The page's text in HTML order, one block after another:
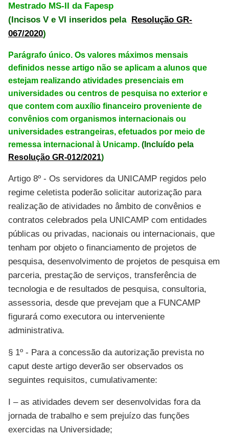
Mestrado MS-II da Fapesp
(Incisos V e VI inseridos pela Resolução GR-
067/2020)
Parágrafo único. Os valores máximos mensais
definidos nesse artigo não se aplicam a alunos que
estejam realizando atividades presenciais em
universidades ou centros de pesquisa no exterior e
que contem com auxílio financeiro proveniente de
convênios com organismos internacionais ou
universidades estrangeiras, efetuados por meio de
remessa internacional à Unicamp. (Incluído pela
Resolução GR-012/2021)
Artigo 8º - Os servidores da UNICAMP regidos pelo
regime celetista poderão solicitar autorização para
realização de atividades no âmbito de convênios e
contratos celebrados pela UNICAMP com entidades
públicas ou privadas, nacionais ou internacionais, que
tenham por objeto o financiamento de projetos de
pesquisa, desenvolvimento de projetos de pesquisa em
parceria, prestação de serviços, transferência de
tecnologia e de resultados de pesquisa, consultoria,
assessoria, desde que prevejam que a FUNCAMP
figurará como executora ou interveniente
administrativa.
§ 1º - Para a concessão da autorização prevista no
caput deste artigo deverão ser observados os
seguintes requisitos, cumulativamente:
I – as atividades devem ser desenvolvidas fora da
jornada de trabalho e sem prejuízo das funções
exercidas na Universidade;